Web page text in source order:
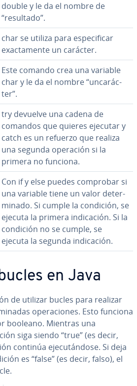
double y le da el nombre de
“resultado”.
char se utiliza para es­pe­ci­fi­car
exac­ta­me­n­te un carácter.
Este comando crea una variable
char y le da el nombre “un­ca­rá­c­
ter”.
try devuelve una cadena de
comandos que quieres ejecutar y
catch es un refuerzo que realiza
una segunda operación si la
primera no funciona.
Con if y else puedes comprobar si
una variable tiene un valor de­te­r­
mi­na­do. Si cumple la condición, se
ejecuta la primera in­di­ca­ción. Si la
condición no se cumple, se
ejecuta la segunda in­di­ca­ción.
en Java
de utilizar bucles para realizar
ope­ra­cio­nes. Esto funciona
booleano. Mientras una
siga siendo “true” (es decir,
continúa eje­cu­tá­n­do­se. Si deja
es “false” (es decir, falso), el